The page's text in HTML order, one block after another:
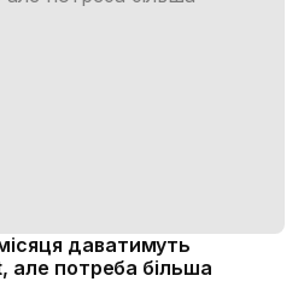
даватимуть
але потреба більша